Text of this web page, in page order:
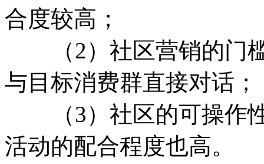
合度较高；
（2）社区营销的门槛
与目标消费群直接对话；
（3）社区的可操作性
活动的配合程度也高。